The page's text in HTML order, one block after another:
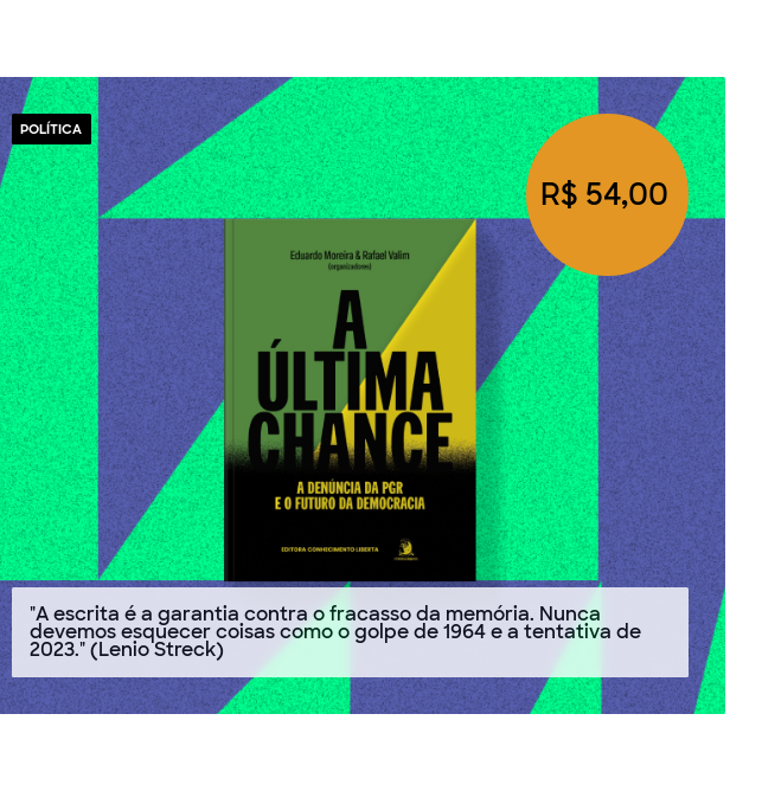
POLÍTICA
R$ 54,00
"A escrita é a garantia contra o fracasso da memória. Nunca
devemos esquecer coisas como o golpe de 1964 e a tentativa de
2023." (Lenio Streck)